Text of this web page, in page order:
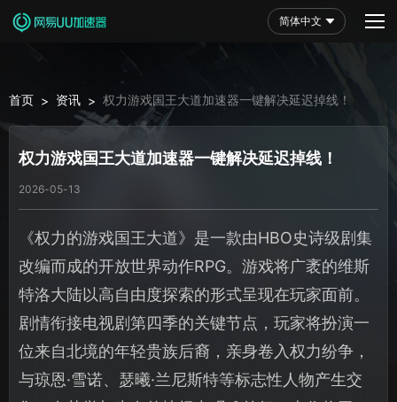
简体中文
首页 > 资讯 > 权力游戏国王大道加速器一键解决延迟掉线！
权力游戏国王大道加速器一键解决延迟掉线！
2026-05-13
《权力的游戏国王大道》是一款由HBO史诗级剧集
改编而成的开放世界动作RPG。游戏将广袤的维斯
特洛大陆以高自由度探索的形式呈现在玩家面前。
剧情衔接电视剧第四季的关键节点，玩家将扮演一
位来自北境的年轻贵族后裔，亲身卷入权力纷争，
与琼恩·雪诺、瑟曦·兰尼斯特等标志性人物产生交